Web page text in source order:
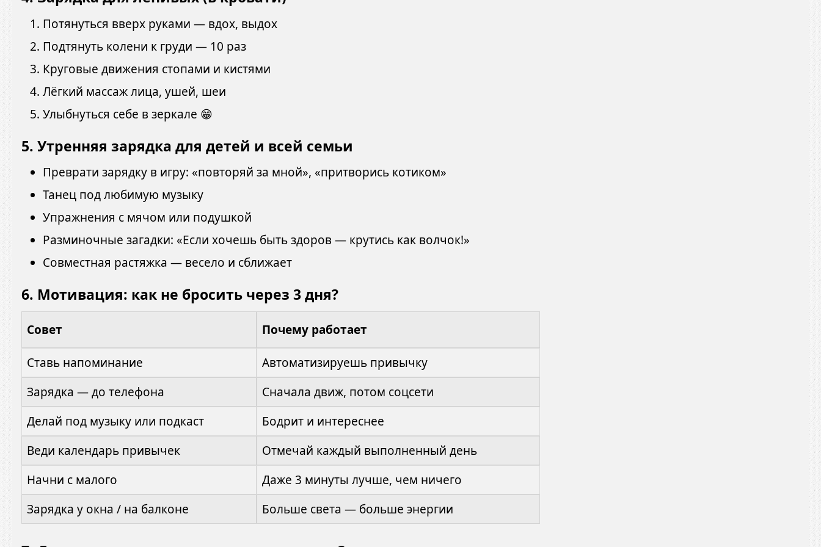
Потянуться вверх руками — вдох, выдох
Подтянуть колени к груди — 10 раз
Круговые движения стопами и кистями
Лёгкий массаж лица, ушей, шеи
Улыбнуться себе в зеркале 😁
5. Утренняя зарядка для детей и всей семьи
Преврати зарядку в игру: «повторяй за мной», «притворись котиком»
Танец под любимую музыку
Упражнения с мячом или подушкой
Разминочные загадки: «Если хочешь быть здоров — крутись как волчок!»
Совместная растяжка — весело и сближает
6. Мотивация: как не бросить через 3 дня?
Совет Почему работает
Ставь напоминание
Автоматизируешь привычку
Зарядка — до телефона
Сначала движ, потом соцсети
Делай под музыку или подкаст
Бодрит и интереснее
Веди календарь привычек
Отмечай каждый выполненный день
Начни с малого
Даже 3 минуты лучше, чем ничего
Зарядка у окна / на балконе
Больше света — больше энергии